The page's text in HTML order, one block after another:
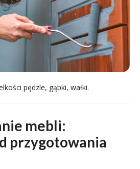
pędzle, gąbki, wałki.
mebli:
przygotowania